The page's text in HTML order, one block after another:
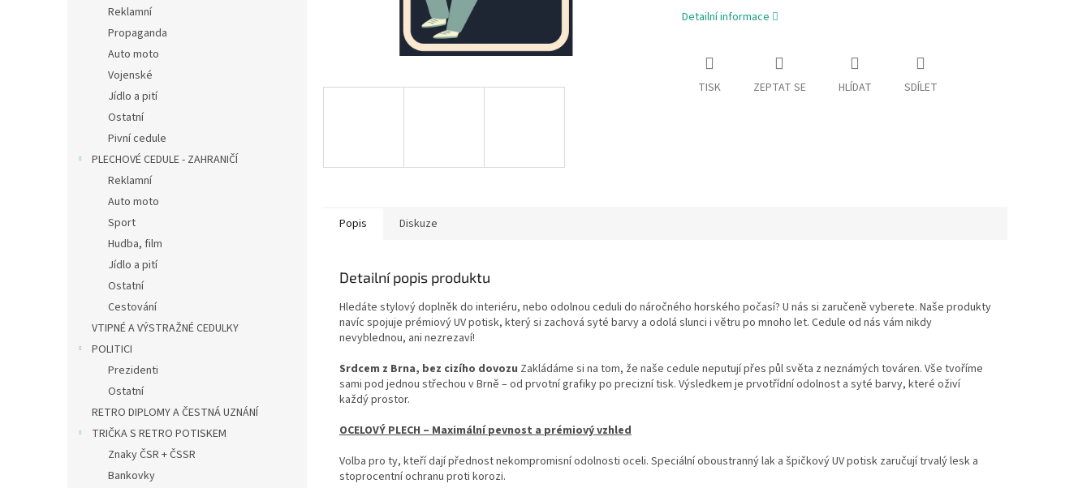
Reklamní
Propaganda
Auto moto
Vojenské
Jídlo a pití
Ostatní
Pivní cedule
PLECHOVÉ CEDULE - ZAHRANIČÍ
Reklamní
Auto moto
Sport
Hudba, film
Jídlo a pití
Ostatní
Cestování
VTIPNÉ A VÝSTRAŽNÉ CEDULKY
POLITICI
Prezidenti
Ostatní
RETRO DIPLOMY A ČESTNÁ UZNÁNÍ
TRIČKA S RETRO POTISKEM
Znaky ČSR + ČSSR
Bankovky
Detailní informace
TISK ZEPTAT SE HLÍDAT SDÍLET
Popis Diskuze
Detailní popis produktu
Hledáte stylový doplněk do interiéru, nebo odolnou ceduli do náročného horského počasí? U nás si zaručeně vyberete. Naše produkty
navíc spojuje prémiový UV potisk, který si zachová syté barvy a odolá slunci i větru po mnoho let. Cedule od nás vám nikdy
nevyblednou, ani nezrezaví!
Srdcem z Brna, bez cizího dovozu Zakládáme si na tom, že naše cedule neputují přes půl světa z neznámých továren. Vše tvoříme
sami pod jednou střechou v Brně – od prvotní grafiky po precizní tisk. Výsledkem je prvotřídní odolnost a syté barvy, které oživí
každý prostor.
OCELOVÝ PLECH – Maximální pevnost a prémiový vzhled
Volba pro ty, kteří dají přednost nekompromisní odolnosti oceli. Speciální oboustranný lak a špičkový UV potisk zaručují trvalý lesk a
stoprocentní ochranu proti korozi.